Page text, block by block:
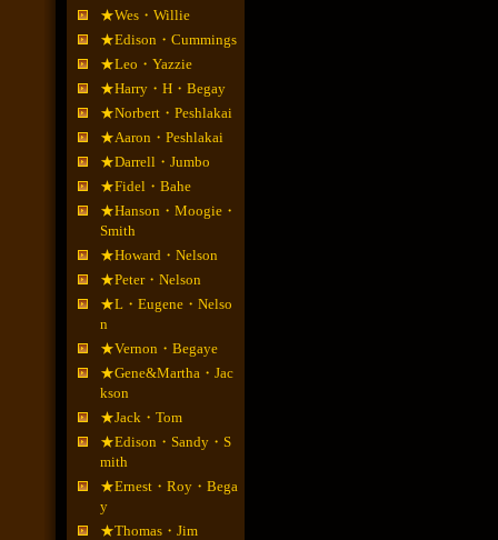
★Wes・Willie
★Edison・Cummings
★Leo・Yazzie
★Harry・H・Begay
★Norbert・Peshlakai
★Aaron・Peshlakai
★Darrell・Jumbo
★Fidel・Bahe
★Hanson・Moogie・
Smith
★Howard・Nelson
★Peter・Nelson
★L・Eugene・Nelso
n
★Vernon・Begaye
★Gene&Martha・Jac
kson
★Jack・Tom
★Edison・Sandy・S
mith
★Ernest・Roy・Bega
y
★Thomas・Jim